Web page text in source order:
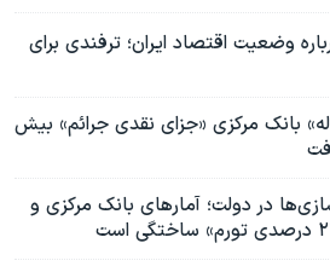
وضعیت اقتصاد ایران؛ ترفندی برای
بانک مرکزی «جزای نقدی جرائم» بیش
در دولت؛ آمارهای بانک مرکزی و